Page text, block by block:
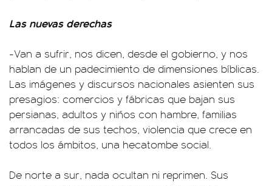
Las nuevas derechas
-Van a sufrir, nos dicen, desde el gobierno, y nos
hablan de un padecimiento de dimensiones bíblicas.
Las imágenes y discursos nacionales asienten sus
presagios: comercios y fábricas que bajan sus
persianas, adultos y niños con hambre, familias
arrancadas de sus techos, violencia que crece en
todos los ámbitos, una hecatombe social.
De norte a sur, nada ocultan ni reprimen. Sus